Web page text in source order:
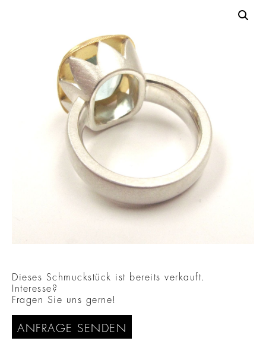
Dieses Schmuckstück ist bereits verkauft.
Interesse?
Fragen Sie uns gerne!
ANFRAGE SENDEN